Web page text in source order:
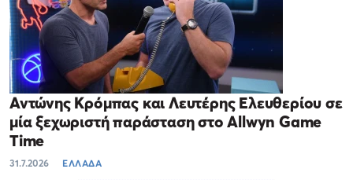
Αντώνης Κρόμπας και Λευτέρης Ελευθερίου σε
μία ξεχωριστή παράσταση στο Allwyn Game
Time
31.7.2026 ΕΛΛΑΔΑ